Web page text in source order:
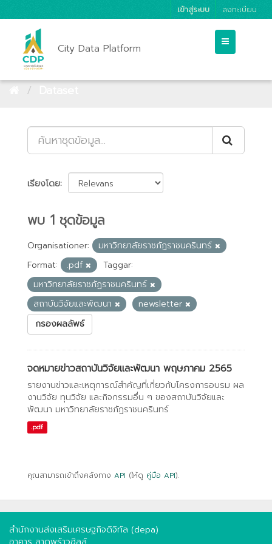
เข้าสู่ระบบ ลงทะเบียน
City Data Platform
เรียงโดย
พบ 1 ชุดข้อมูล
Organisationer:
มหาวิทยาลัยราชภัฏราชนครินทร์
Format:
.pdf
Taggar:
มหาวิทยาลัยราชภัฏราชนครินทร์
สถาบันวิจัยและพัฒนา
newsletter
กรองผลลัพธ์
จดหมายข่าวสถาบันวิจัยและพัฒนา พฤษภาคม 2565
รายงานข่าวและเหตุการณ์สำคัญที่เกี่ยวกับโครงการอบรม ผล
งานวิจัย ทุนวิจัย และกิจกรรมอื่น ๆ ของสถาบันวิจัยและ
พัฒนา มหาวิทยาลัยราชภัฏราชนครินทร์
.pdf
คุณสามารถเข้าถึงคลังทาง API (ให้ดู คู่มือ API).
สำนักงานส่งเสริมเศรษฐกิจดิจิทัล (depa)